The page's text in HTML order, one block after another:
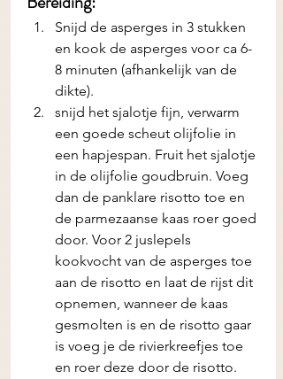
Snijd de asperges in 3 stukken
en kook de asperges voor ca 6-
8 minuten (afhankelijk van de
dikte).
snijd het sjalotje fijn, verwarm
een goede scheut olijfolie in
een hapjespan. Fruit het sjalotje
in de olijfolie goudbruin. Voeg
dan de panklare risotto toe en
de parmezaanse kaas roer goed
door. Voor 2 juslepels
kookvocht van de asperges toe
aan de risotto en laat de rijst dit
opnemen, wanneer de kaas
gesmolten is en de risotto gaar
is voeg je de rivierkreefjes toe
en roer deze door de risotto.